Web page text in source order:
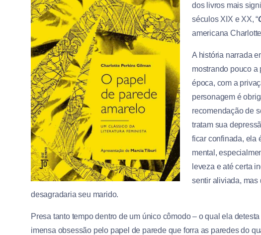
dos livros mais
séculos XIX e XX, “
americana
A história narrada
mostrando pouco a
época, com a
personagem é
recomendação de
tratam sua
ficar confinada, ela
mental,
leveza e até certa
sentir aliviada, mas
desagradaria seu marido.
Presa tanto tempo dentro de um único cômodo – o qual ela
imensa obsessão pelo papel de parede que forra as paredes do